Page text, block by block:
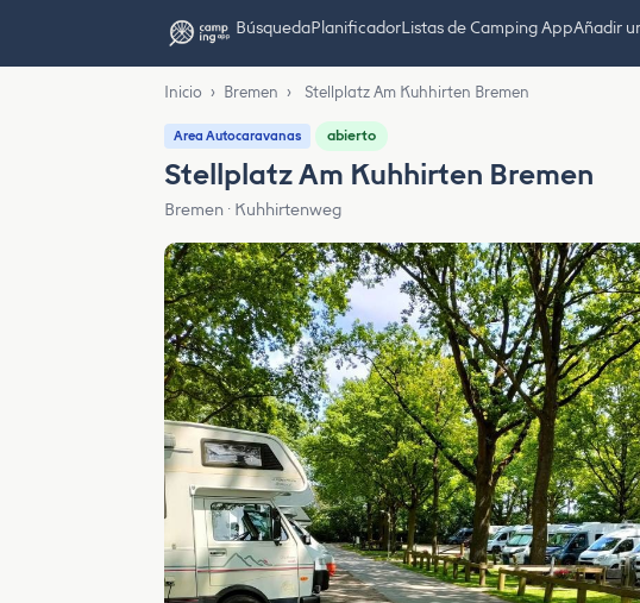
BúsquedaPlanificadorListas de Camping AppAñadir
Inicio › Bremen › Stellplatz Am Kuhhirten Bremen
Area Autocaravanas abierto
Stellplatz Am Kuhhirten Bremen
Bremen · Kuhhirtenweg